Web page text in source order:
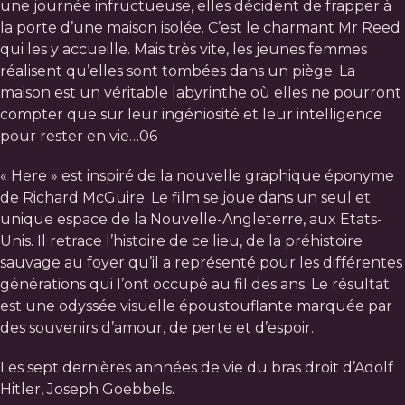
une journée infructueuse, elles décident de frapper à
la porte d’une maison isolée. C’est le charmant Mr Reed
qui les y accueille. Mais très vite, les jeunes femmes
réalisent qu’elles sont tombées dans un piège. La
maison est un véritable labyrinthe où elles ne pourront
compter que sur leur ingéniosité et leur intelligence
pour rester en vie…06
« Here » est inspiré de la nouvelle graphique éponyme
de Richard McGuire. Le film se joue dans un seul et
unique espace de la Nouvelle-Angleterre, aux Etats-
Unis. Il retrace l’histoire de ce lieu, de la préhistoire
sauvage au foyer qu’il a représenté pour les différentes
générations qui l’ont occupé au fil des ans. Le résultat
est une odyssée visuelle époustouflante marquée par
des souvenirs d’amour, de perte et d’espoir.
Les sept dernières annnées de vie du bras droit d’Adolf
Hitler, Joseph Goebbels.